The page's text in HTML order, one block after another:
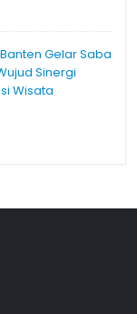
Gelar Saba
Sinergi
Wisata